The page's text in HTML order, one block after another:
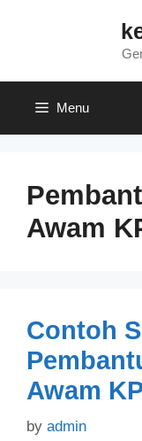
Menu
Awam
Contoh
Awam
by admin